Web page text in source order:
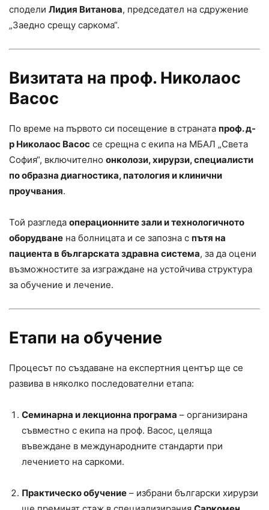
сподели Лидия Витанова, председател на сдружение
„Заедно срещу саркома“.
Визитата на проф. Николаос
Васос
По време на първото си посещение в страната проф. д-
р Николаос Васос се срещна с екипа на МБАЛ „Света
София“, включително онколози, хирурзи, специалисти
по образна диагностика, патология и клинични
проучвания.
Той разгледа операционните зали и технологичното
оборудване на болницата и се запозна с пътя на
пациента в българската здравна система, за да оцени
възможностите за изграждане на устойчива структура
за обучение и лечение.
Етапи на обучение
Процесът по създаване на експертния център ще се
развива в няколко последователни етапа:
Семинарна и лекционна програма – организирана
съвместно с екипа на проф. Васос, целяща
въвеждане в международните стандарти при
лечението на саркоми.
Практическо обучение – избрани български хирурзи